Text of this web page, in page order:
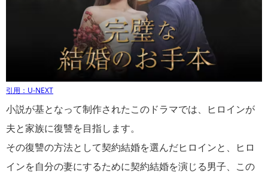
引用：U-NEXT
小説が基となって制作されたこのドラマでは、ヒロインが
夫と家族に復讐を目指します。
その復讐の方法として契約結婚を選んだヒロインと、ヒロ
インを自分の妻にするために契約結婚を演じる男子、この